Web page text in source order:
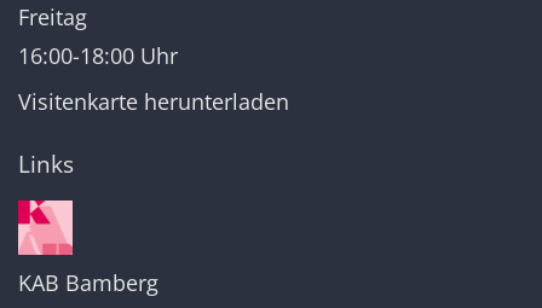
Freitag
16:00-18:00 Uhr
Visitenkarte herunterladen
Links
KAB Bamberg